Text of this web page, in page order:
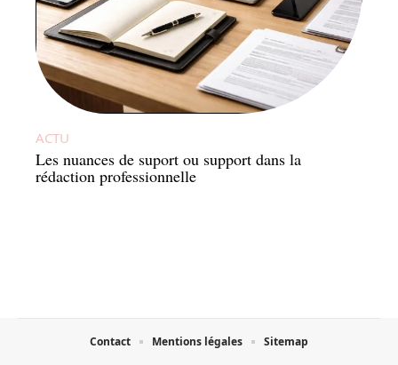
ACTU
Les nuances de suport ou support dans la
rédaction professionnelle
Contact Mentions légales Sitemap